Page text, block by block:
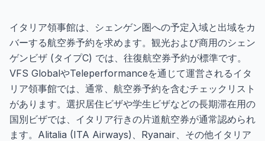
イタリア領事館は、シェンゲン圏への予定入域と出域をカ
バーする航空券予約を求めます。観光および商用のシェン
ゲンビザ (タイプC) では、往復航空券予約が標準です。
VFS GlobalやTeleperformanceを通じて運営されるイタ
リア領事館では、通常、航空券予約を含むチェックリスト
があります。選択居住ビザや学生ビザなどの長期滞在用の
国別ビザでは、イタリア行きの片道航空券が通常認められ
ます。Alitalia (ITA Airways)、Ryanair、その他イタリア